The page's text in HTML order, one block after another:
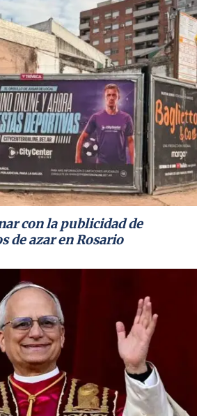
con la publicidad de
de azar en Rosario